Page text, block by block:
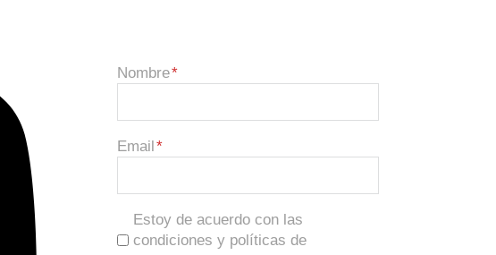
Nombre
Email
Estoy de acuerdo con las
condiciones y políticas de